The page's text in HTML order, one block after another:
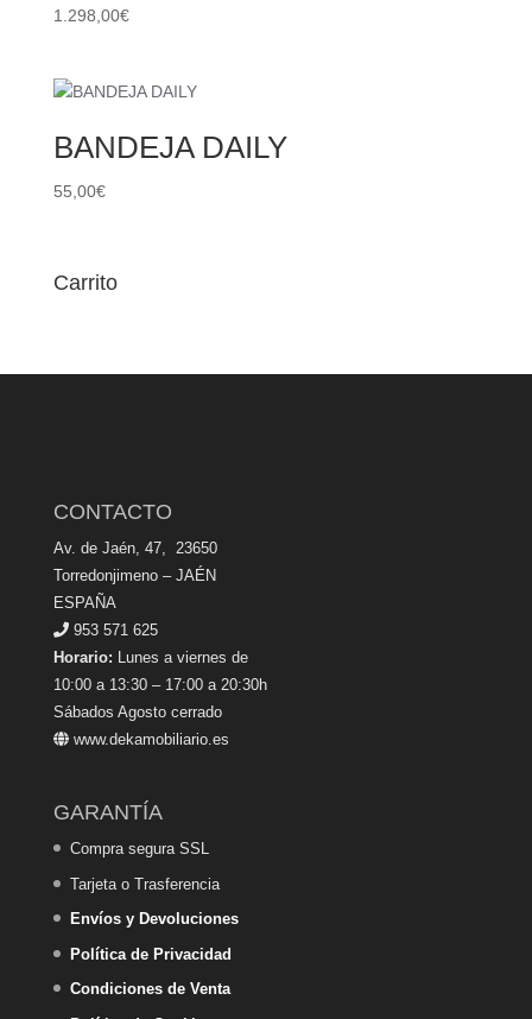
1.298,00€
BANDEJA DAILY
55,00€
Carrito
CONTACTO
Av. de Jaén, 47, 23650
Torredonjimeno – JAÉN
ESPAÑA
953 571 625
Horario: Lunes a viernes de
10:00 a 13:30 – 17:00 a 20:30h
Sábados Agosto cerrado
www.dekamobiliario.es
GARANTÍA
Compra segura SSL
Tarjeta o Trasferencia
Envíos y Devoluciones
Política de Privacidad
Condiciones de Venta